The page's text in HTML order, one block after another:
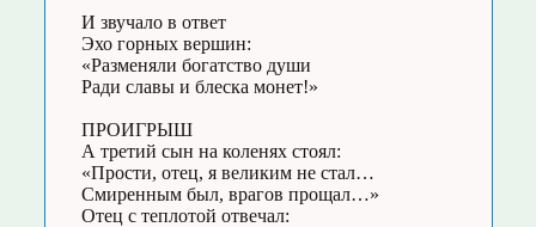
И звучало в ответ
Эхо горных вершин:
«Разменяли богатство души
Ради славы и блеска монет!»
ПРОИГРЫШ
А третий сын на коленях стоял:
«Прости, отец, я великим не стал…
Смиренным был, врагов прощал…»
Отец с теплотой отвечал: